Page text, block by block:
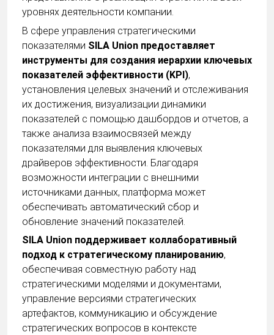
уровнях деятельности компании.
В сфере управления стратегическими
показателями SILA Union предоставляет
инструменты для создания иерархии ключевых
показателей эффективности (KPI),
установления целевых значений и отслеживания
их достижения, визуализации динамики
показателей с помощью дашбордов и отчетов, а
также анализа взаимосвязей между
показателями для выявления ключевых
драйверов эффективности. Благодаря
возможности интеграции с внешними
источниками данных, платформа может
обеспечивать автоматический сбор и
обновление значений показателей.
SILA Union поддерживает коллаборативный
подход к стратегическому планированию,
обеспечивая совместную работу над
стратегическими моделями и документами,
управление версиями стратегических
артефактов, коммуникацию и обсуждение
стратегических вопросов в контексте